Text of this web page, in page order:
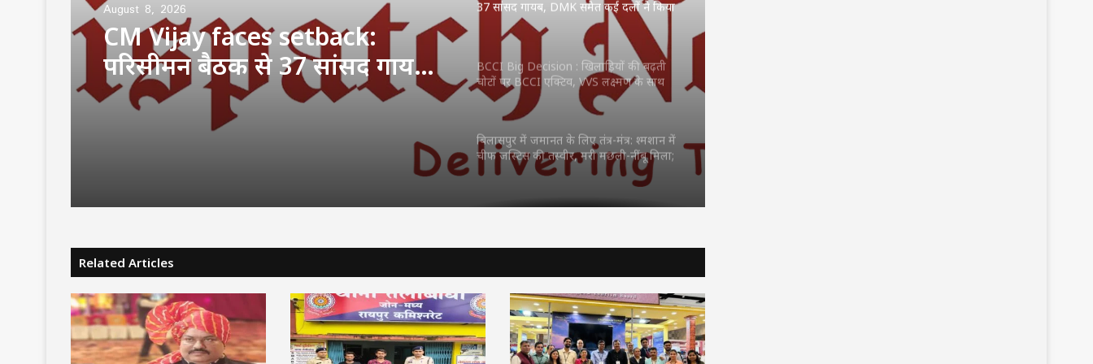
August 8, 2026
CM Vijay faces setback:
परिसीमन बैठक से 37 सांसद गायब,
DMK समेत कई दलों ने किया
37 सांसद गायब, DMK समेत कई दलों ने किया
बहिष्कार
BCCI Big Decision : खिलाड़ियों की बढ़ती
चोटों पर BCCI एक्टिव, VVS लक्ष्मण के साथ
होगी अहम बैठक
बिलासपुर में जमानत के लिए तंत्र-मंत्र: श्मशान में
चीफ जस्टिस की तस्वीर, मरी मछली-नींबू मिला;
पुलिस बोली—‘ये क्या कर रहे हो?’
मिलेगा चावल
मामला, परीक्षा रद्द कर दोबारा कराने और CBI
जांच की मांग
Related Articles